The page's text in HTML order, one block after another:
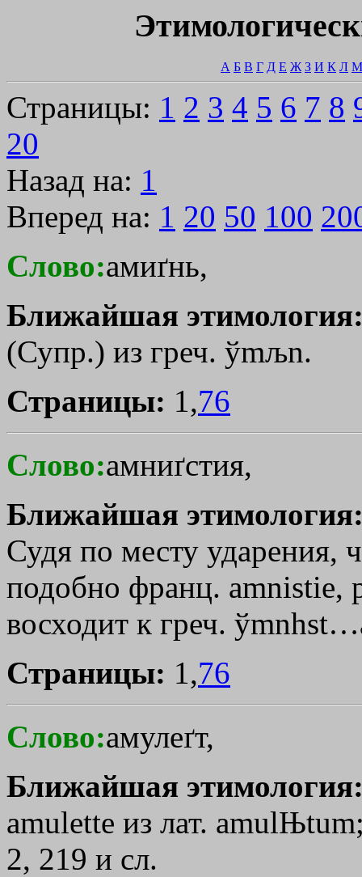
А Б В Г Д Е Ж З И К Л М
Страницы: 1 2 3 4 5 6 7 8
20
Назад на: 1
Вперед на: 1 20 50 100
Слово:амиґнь,
Ближайшая
(Супр.) из греч. ўmљn.
Страницы: 1,76
Слово:амниґстия,
Ближайшая
Судя по месту ударения,
подобно франц. amnistie,
восходит к греч.
Страницы: 1,76
Слово:амулеґт,
Ближайшая
amulette из лат.
2, 219 и сл.